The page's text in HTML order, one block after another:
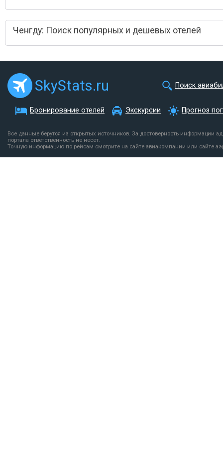
Ченгду: Поиск популярных и дешевых отелей
SkyStats.ru Поиск
Бронирование отелей Экскурсии Прогноз
Все данные берутся из открытых источников. За достоверность информации
портала ответственность не несет.
Точную информацию по рейсам смотрите на сайте авиакомпании или сайте